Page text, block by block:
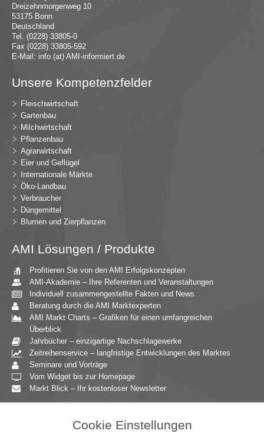
Dreizehnmorgenweg 10
53175 Bonn
Deutschland
Tel. (0228) 33805-0
Fax (0228) 33805-592
E-Mail: info (at) AMI-informiert.de
Unsere Kompetenzfelder
Fleischwirtschaft
Gartenbau
Milchwirtschaft
Pflanzenbau
Agrarwirtschaft
Eier und Geflügel
Internationale Märkte
Öko-Landbau
Verbraucher
Düngemittel
Blumen und Zierpflanzen
AMI Lösungen / Produkte
Profitieren Sie von den AMI Erfolgskonzepten
AMI-Akademie – Ihre Referenten und Veranstaltungen
Individuell zusammengestellte Fakten und News
Beratung durch die AMI Marktexperten
AMI Markt Charts – Grafiken für einen umfangreichen
Überblick
Jahrbücher – einzigartige Nachschlagewerke
Zeitreihenservice – langfristige Entwicklungen des Marktes
Seminare und Vorträge
Vom Widget bis zur Homepage
Markt Blick – Ihr kostenloser Newsletter
Cookie Einstellungen